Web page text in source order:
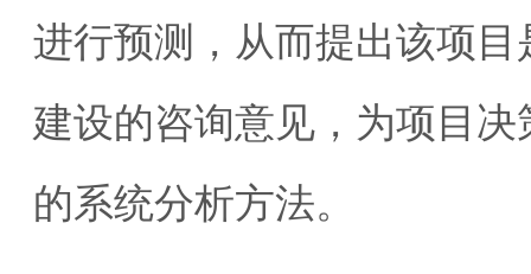
进行预测，从而提出该项
建设的咨询意见，为项目
的系统分析方法。